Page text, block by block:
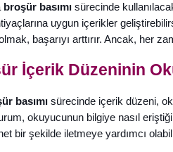
broşür basımı sürecinde
uygun içerikler
başarıyı arttırır. Ancak, her
İçerik Düzeninin
basımı sürecinde içerik düzeni,
okuyucunun bilgiye nasıl
bir şekilde iletmeye yardımcı